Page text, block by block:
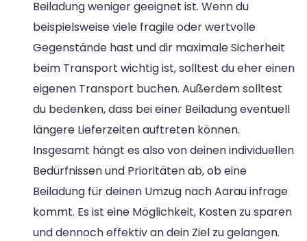
Beiladung weniger geeignet ist. Wenn du
beispielsweise viele fragile oder wertvolle
Gegenstände hast und dir maximale Sicherheit
beim Transport wichtig ist, solltest du eher einen
eigenen Transport buchen. Außerdem solltest
du bedenken, dass bei einer Beiladung eventuell
längere Lieferzeiten auftreten können.
Insgesamt hängt es also von deinen individuellen
Bedürfnissen und Prioritäten ab, ob eine
Beiladung für deinen Umzug nach Aarau infrage
kommt. Es ist eine Möglichkeit, Kosten zu sparen
und dennoch effektiv an dein Ziel zu gelangen.